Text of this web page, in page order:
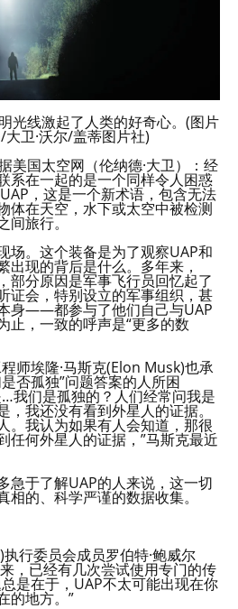
光线激起了人类的好奇心。(图片
卫·沃尔/盖蒂图片社)
美国太空网（伦纳德·大卫）：经
系在一起的是一个同样令人困惑
，这是一个新术语，包含无法
体在天空，水下或太空中被检测
间旅行。
场。这个装备是为了观察UAP和
出现的背后是什么。多年来，
部分原因是军事飞行员回忆起了
证会，特别设立的军事组织，甚
身——都参与了他们自己与UAP
止，一致的呼声是“更多的数
师埃隆·马斯克(Elon Musk)也承
否孤独”问题答案的人所困
我们是孤独的？人们经常问我是
，我还没有看到外星人的证据。
。我认为如果有人会知道，那很
任何外星人的证据，”马斯克最近
急于了解UAP的人来说，这一切
的、科学严谨的数据收集。
行委员会成员罗伯特·鲍威尔
，已经有几次尝试使用专门的传
是在于，UAP不太可能出现在你
的地方。”